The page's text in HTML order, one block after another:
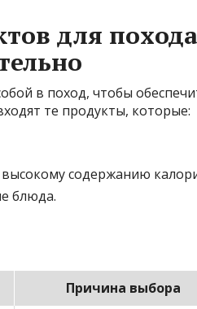
для
в поход, чтобы
те продукты, которые:
содержанию
блюда.
Причина выбора